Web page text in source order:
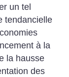
un tel
tendancielle
à la
la hausse
des